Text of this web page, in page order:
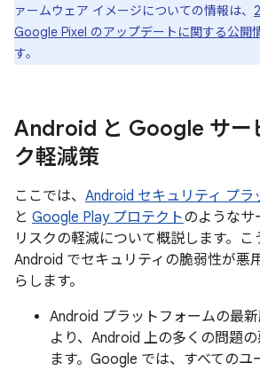
ァームウェア イメージについての情報は、
Google Pixel のアップデートに関する公開
す。
Android と Google サー
ク軽減策
ここでは、 Android セキュリティ プラ
と Google Play プロテクトのようなサ
リスクの軽減について概説します。こ
Android でセキュリティの脆弱性が悪
らします。
Android プラットフォームの最
より、Android 上の多くの問題
ます。Google では、すべてのユ